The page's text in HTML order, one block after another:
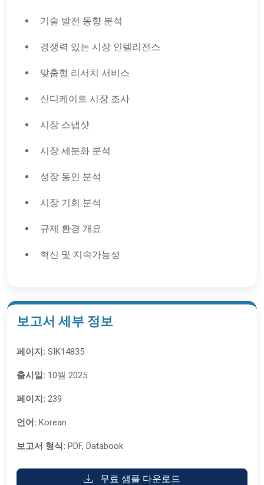
기술 발전 동향 분석
경쟁력 있는 시장 인텔리전스
맞춤형 리서치 서비스
신디케이트 시장 조사
시장 스냅샷
시장 세분화 분석
성장 동인 분석
시장 기회 분석
규제 환경 개요
혁신 및 지속가능성
보고서 세부 정보
페이지: SIK14835
출시일: 10월 2025
페이지: 239
언어: Korean
보고서 형식: PDF, Databook
무료 샘플 다운로드